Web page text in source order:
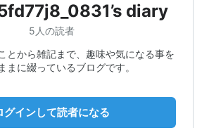
diary
5人の読者
とから雑記まで、趣味や気になる事を
まに綴っているブログです。
グインして読者になる